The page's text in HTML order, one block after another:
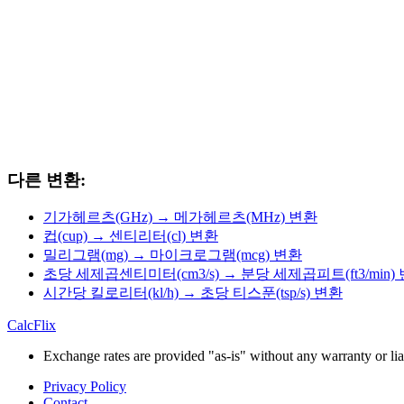
다른 변환:
기가헤르츠(GHz) → 메가헤르츠(MHz) 변환
컵(cup) → 센티리터(cl) 변환
밀리그램(mg) → 마이크로그램(mcg) 변환
초당 세제곱센티미터(cm3/s) → 분당 세제곱피트(ft3/min)
시간당 킬로리터(kl/h) → 초당 티스푼(tsp/s) 변환
CalcFlix
Exchange rates are provided "as-is" without any warranty or
Privacy Policy